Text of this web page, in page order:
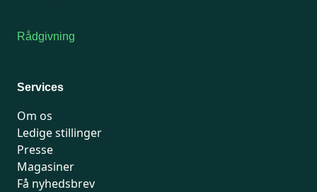
Rådgivning
Services
Om os
Ledige stillinger
Presse
Magasiner
Få nyhedsbrev